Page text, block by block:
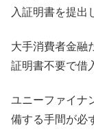
入証明書を提出
大手消費者金融
証明書不要で借
ユニーファイナ
備する手間が必